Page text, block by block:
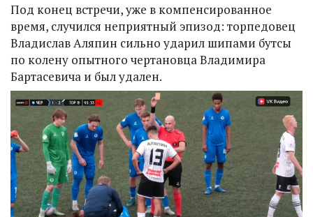
Под конец встречи, уже в компенсированное
время, случился неприятный эпизод: торпедовец
Владислав Аляпин сильно ударил шипами бутсы
по колену опытного чертановца Владимира
Бартасевича и был удален.